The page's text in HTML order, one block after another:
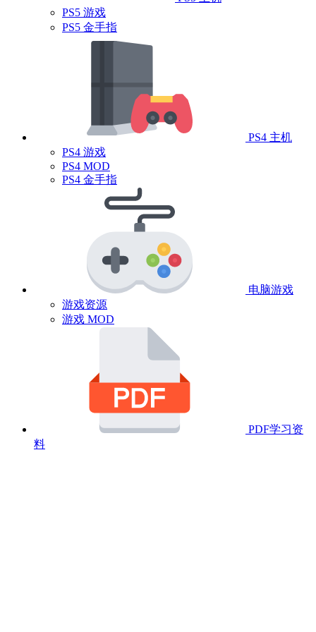
PS5 游戏
PS5 金手指
PS4 主机
PS4 游戏
PS4 MOD
PS4 金手指
电脑游戏
游戏资源
游戏 MOD
PDF学习资
料